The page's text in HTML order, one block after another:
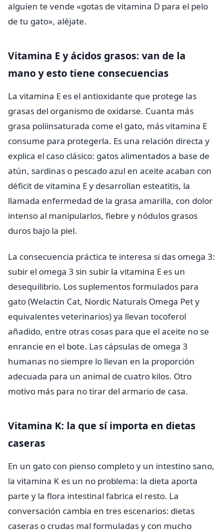
alguien te vende «gotas de vitamina D para el pelo
de tu gato», aléjate.
Vitamina E y ácidos grasos: van de la
mano y esto tiene consecuencias
La vitamina E es el antioxidante que protege las
grasas del organismo de oxidarse. Cuanta más
grasa poliinsaturada come el gato, más vitamina E
consume para protegerla. Es una relación directa y
explica el caso clásico: gatos alimentados a base de
atún, sardinas o pescado azul en aceite acaban con
déficit de vitamina E y desarrollan esteatitis, la
llamada enfermedad de la grasa amarilla, con dolor
intenso al manipularlos, fiebre y nódulos grasos
duros bajo la piel.
La consecuencia práctica te interesa si das omega 3:
subir el omega 3 sin subir la vitamina E es un
desequilibrio. Los suplementos formulados para
gato (Welactin Cat, Nordic Naturals Omega Pet y
equivalentes veterinarios) ya llevan tocoferol
añadido, entre otras cosas para que el aceite no se
enrancie en el bote. Las cápsulas de omega 3
humanas no siempre lo llevan en la proporción
adecuada para un animal de cuatro kilos. Otro
motivo más para no tirar del armario de casa.
Vitamina K: la que sí importa en dietas
caseras
En un gato con pienso completo y un intestino sano,
la vitamina K es un no problema: la dieta aporta
parte y la flora intestinal fabrica el resto. La
conversación cambia en tres escenarios: dietas
caseras o crudas mal formuladas y con mucho